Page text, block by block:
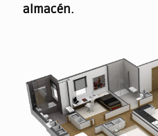
almacén.